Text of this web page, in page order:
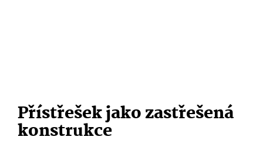
Přístřešek jako zastřešená
konstrukce